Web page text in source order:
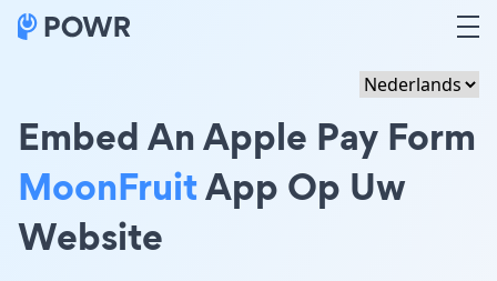
Embed An Apple Pay Form
MoonFruitApp Op Uw
Website